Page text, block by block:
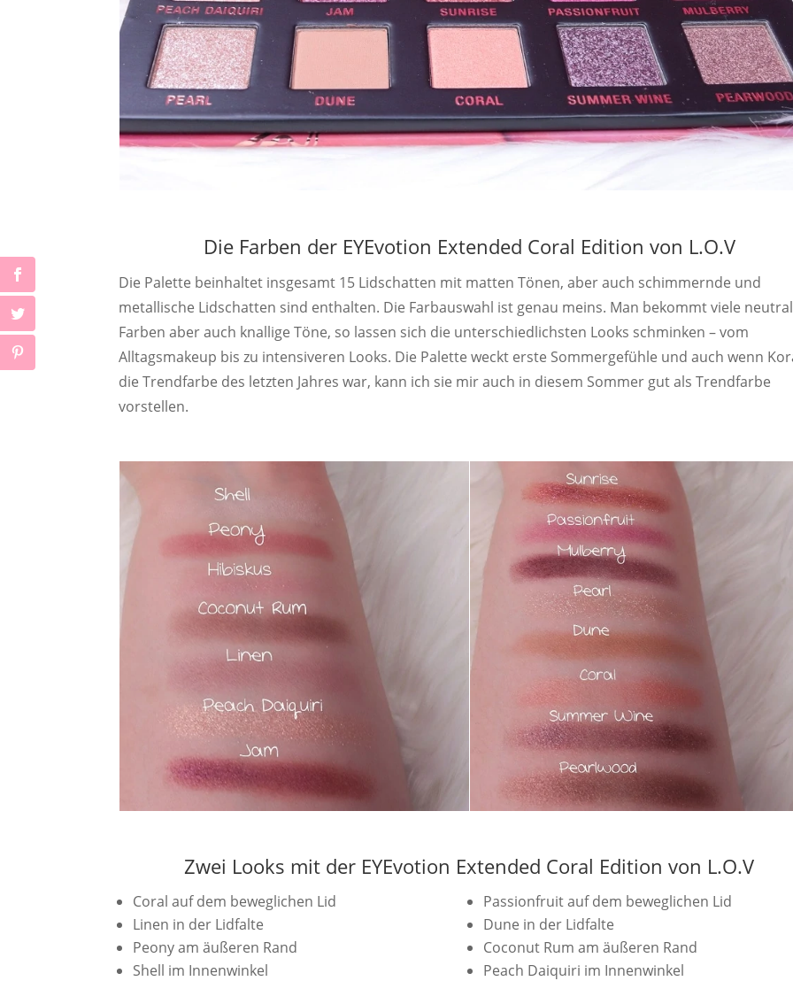
Die Farben der EYEvotion Extended Coral Edition von L.O.V
Die Palette beinhaltet insgesamt 15 Lidschatten mit matten Tönen, aber auch schimmernde und
metallische Lidschatten sind enthalten. Die Farbauswahl ist genau meins. Man bekommt viele
Farben aber auch knallige Töne, so lassen sich die unterschiedlichsten Looks schminken – vom
Alltagsmakeup bis zu intensiveren Looks. Die Palette weckt erste Sommergefühle und auch wenn
die Trendfarbe des letzten Jahres war, kann ich sie mir auch in diesem Sommer gut als Trendfarbe
vorstellen.
Zwei Looks mit der EYEvotion Extended Coral Edition von L.O.V
Coral auf dem beweglichen Lid
Linen in der Lidfalte
Peony am äußeren Rand
Shell im Innenwinkel
Passionfruit auf dem beweglichen Lid
Dune in der Lidfalte
Coconut Rum am äußeren Rand
Peach Daiquiri im Innenwinkel